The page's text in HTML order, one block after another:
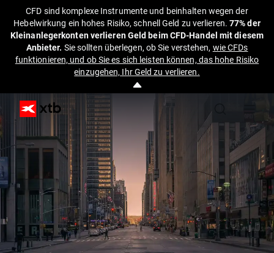
CFD sind komplexe Instrumente und beinhalten wegen der
Hebelwirkung ein hohes Risiko, schnell Geld zu verlieren.77% der
Kleinanlegerkonten verlieren Geld beim CFD-Handel mit diesem
Anbieter. Sie sollten überlegen, ob Sie verstehen, wie CFDs
funktionieren, und ob Sie es sich leisten können, das hohe Risiko
einzugehen, Ihr Geld zu verlieren.